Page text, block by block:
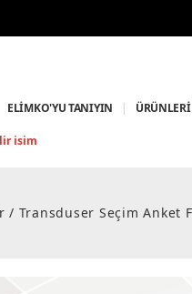
ELİMKO'YU TANIYIN |
isim
/ Transduser Seçim Anket